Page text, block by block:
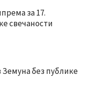
за 17.
свечаности
без публике